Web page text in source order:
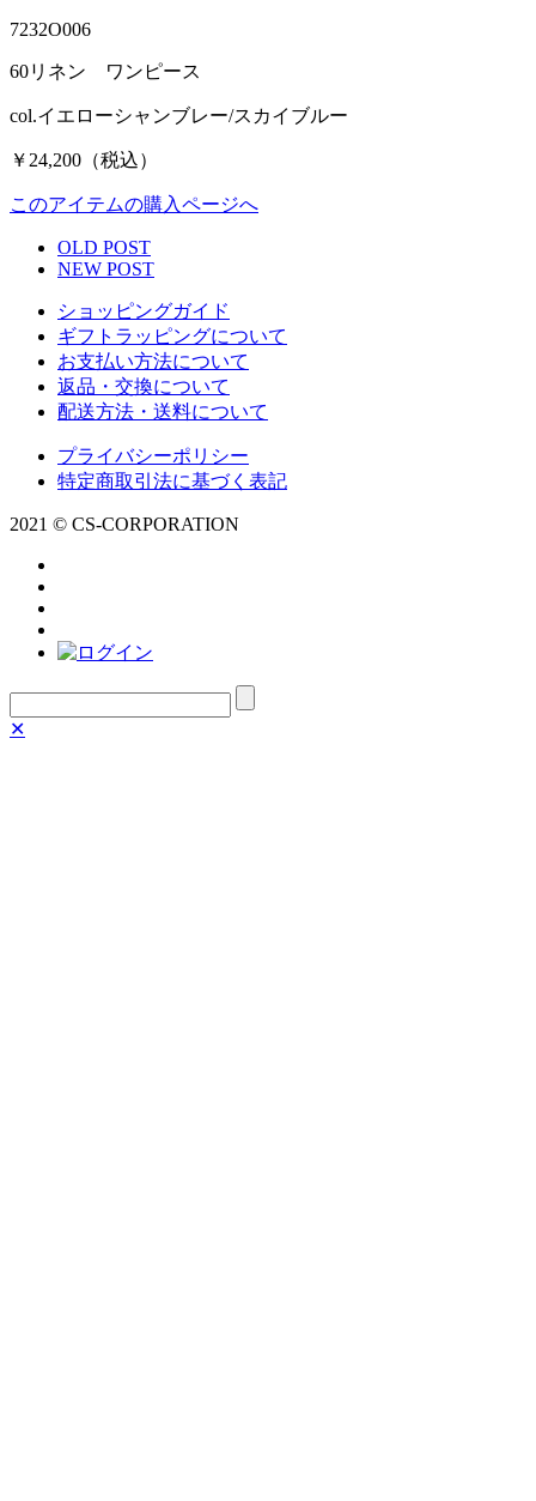
7232O006
60リネン ワンピース
col.イエローシャンブレー/スカイブルー
￥24,200（税込）
このアイテムの購入ページへ
OLD POST
NEW POST
ショッピングガイド
ギフトラッピングについて
お支払い方法について
返品・交換について
配送方法・送料について
プライバシーポリシー
特定商取引法に基づく表記
2021 © CS-CORPORATION
✕